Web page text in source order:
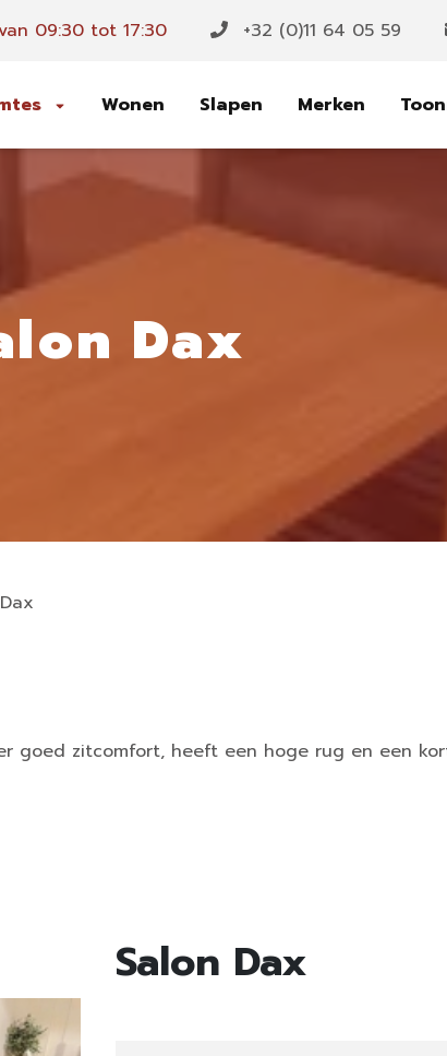
09:30 tot 17:30 +32 (0)11 64 05 59
Wonen Slapen Merken
Dax
goed zitcomfort, heeft een hoge rug en een
Salon Dax